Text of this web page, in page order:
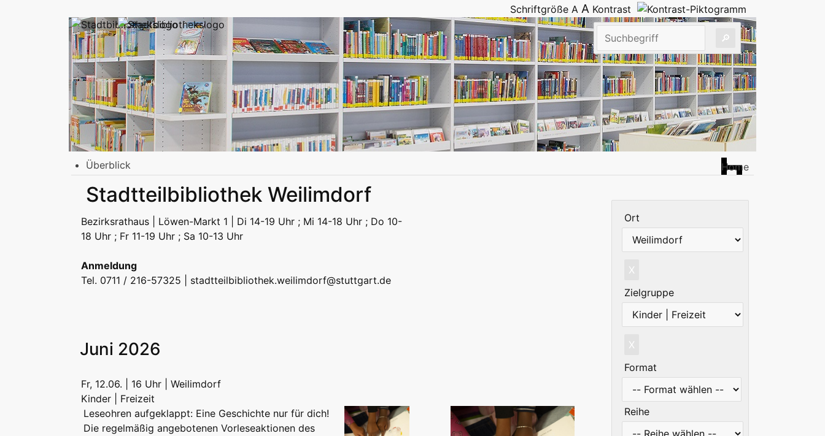
Schriftgröße A A Kontrast
Überblick
Stadtbibliothek am Mailänder Platz
Erwachsene Jugend | Freizeit Kinder | Freizeit Kitas | Schulen
Erwachsene Jugend | Freizeit Kinder | Freizeit Kitas | Schulen Alle
Podcast
Home
Ort
X
Zielgruppe
X
Format
Reihe
Stadtteilbibliothek Weilimdorf
Bezirksrathaus | Löwen-Markt 1 | Di 14-19 Uhr ; Mi 14-18 Uhr ; Do 10-
18 Uhr ; Fr 11-19 Uhr ; Sa 10-13 Uhr
Anmeldung
Tel. 0711 / 216-57325 | stadtteilbibliothek.weilimdorf@stuttgart.de
Juni 2026
Fr, 12.06. | 16 Uhr | Weilimdorf
Kinder | Freizeit
Leseohren aufgeklappt: Eine Geschichte nur für dich!
Die regelmäßig angebotenen Vorleseaktionen des